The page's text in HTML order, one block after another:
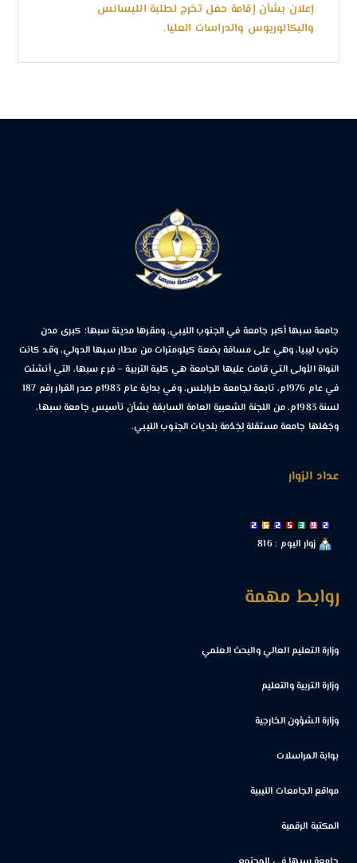
إعلان بشأن إقامة حفل تخرج لطلبة الليسانس
والبكالوريوس والدراسات العليا.
جامعة سبها أكبر جامعة في الجنوب الليبي، ومقرها مدينة سبها؛ كبرى مدن
جنوب ليبيا، وهي على مسافة بضعة كيلومترات من مطار سبها الدولي، وقد كانت
النواة الأولى التي قامت عليها الجامعة هي كلية التربية – فرع سبها، التي أنشئت
في عام 1976م، تابعة لجامعة طرابلس، وفي بداية عام 1983م صدر القرار رقم 187
لسنة 1983م، من اللجنة الشعبية العامة السابقة بشأن تأسيس جامعة سبها،
وجَعْلها جامعة مستقلة لِخِدْمة بلديات الجنوب الليبي.
عداد الزوار
زوار اليوم : 816
روابط مهمة
وزارة التعليم العالي والبحث العلمي
وزارة التربية والتعليم
وزارة الشؤون الخارجية
بوابة المراسلات
مواقع الجامعات الليبية
المكتبة الرقمية